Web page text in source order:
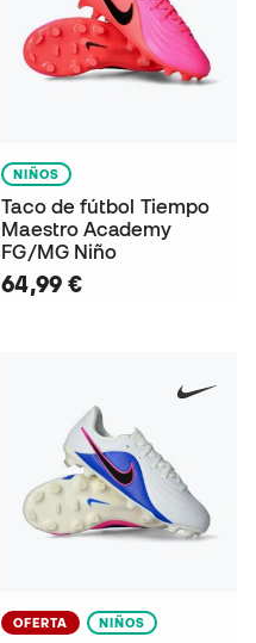
NIÑOS
Taco de fútbol Tiempo
Maestro Academy
FG/MG Niño
64,99 €
OFERTA NIÑOS